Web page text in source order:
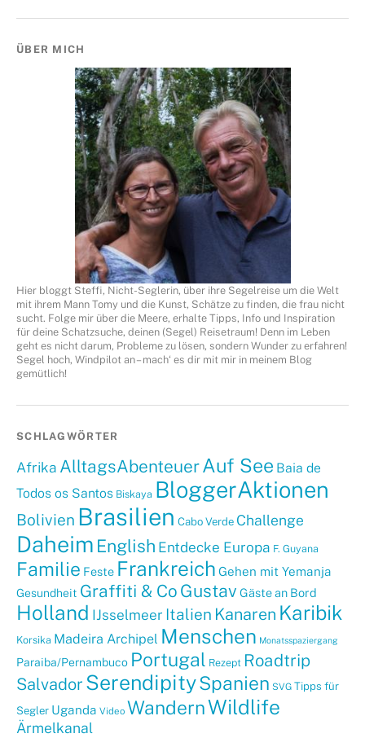
ÜBER MICH
Hier bloggt Steffi, Nicht-Seglerin, über ihre Segelreise um die Welt
mit ihrem Mann Tomy und die Kunst, Schätze zu finden, die frau nicht
sucht. Folge mir über die Meere, erhalte Tipps, Info und Inspiration
für deine Schatzsuche, deinen (Segel) Reisetraum! Denn im Leben
geht es nicht darum, Probleme zu lösen, sondern Wunder zu erfahren!
Segel hoch, Windpilot an – mach‘ es dir mit mir in meinem Blog
gemütlich!
SCHLAGWÖRTER
Afrika AlltagsAbenteuerAuf See Baia de
Todos os Santos Biskaya BloggerAktionen
Bolivien Brasilien Cabo Verde Challenge
Daheim English Entdecke Europa F. Guyana
Familie Feste Frankreich Gehen mit Yemanja
Gesundheit Graffiti & Co Gustav Gäste an Bord
Holland IJsselmeer Italien Kanaren Karibik
Korsika Madeira Archipel Menschen Monatsspaziergang
Paraiba/Pernambuco Portugal Rezept Roadtrip
Salvador SerendipitySpanien SVG Tipps für
Segler Uganda Video WandernWildlife
Ärmelkanal